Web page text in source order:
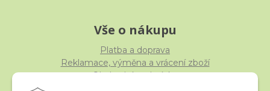
Vše o nákupu
Platba a doprava
Reklamace, výměna a vrácení zboží
Obchodní podmínky